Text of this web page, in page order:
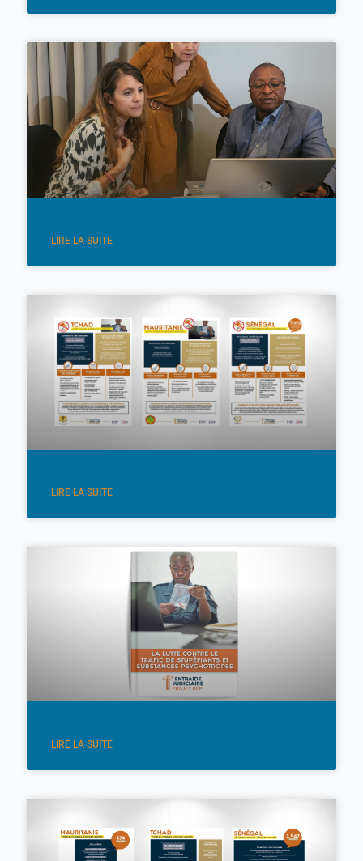
LIRE LA SUITE
LIRE LA SUITE
LIRE LA SUITE